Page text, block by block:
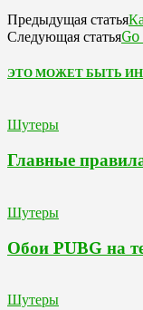
Предыдущая статья
Следующая статьяGo
ЭТО МОЖЕТ БЫТЬ
Шутеры
Главные
Шутеры
Обои PUBG на
Шутеры